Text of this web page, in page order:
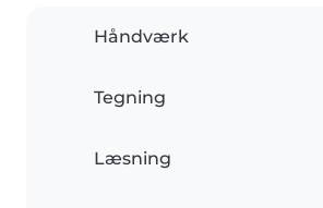
Håndværk
Tegning
Læsning